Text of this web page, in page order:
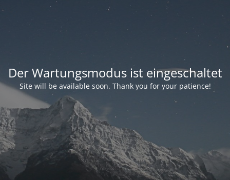
Der Wartungsmodus ist eingeschaltet
Site will be available soon. Thank you for your patience!